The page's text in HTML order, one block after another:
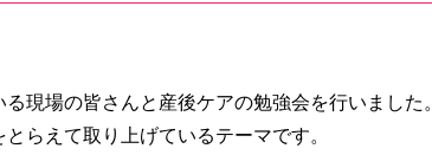
現場の皆さんと産後ケアの勉強会を行いました。
らえて取り上げているテーマです。